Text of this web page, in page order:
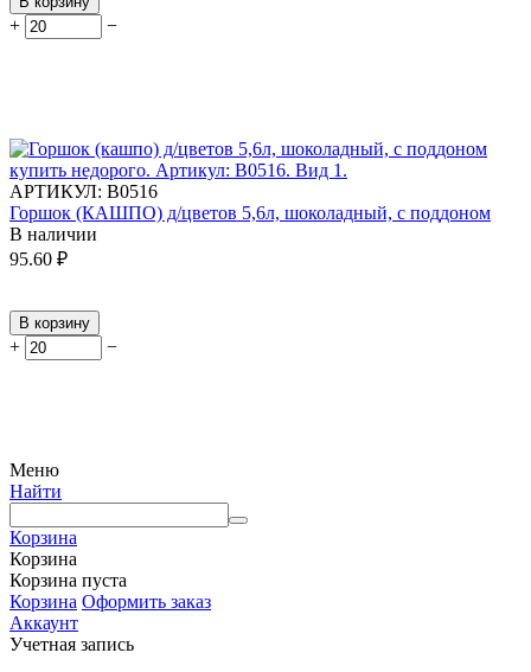
+ −
АРТИКУЛ: В0516
Горшок (КАШПО) д/цветов 5,6л, шоколадный, с поддоном
В наличии
95.60 ₽
В корзину
+ −
Меню
Найти
Корзина
Корзина
Корзина пуста
Корзина Оформить заказ
Аккаунт
Учетная запись